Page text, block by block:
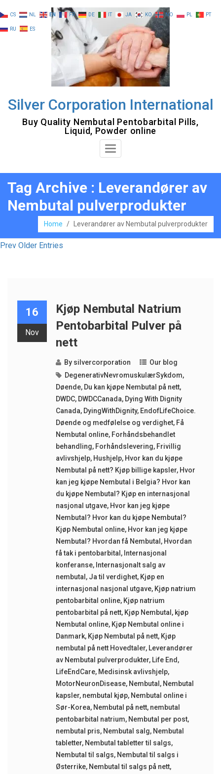
to
content
Silver Corporation International
Buy Quality Nembutal Pentobarbital Pills,
Liquid, Powder online
Toggle
Tag Archive : Leverandører av
Nembutal pulverprodukter
Home / Leverandører av Nembutal pulverprodukter
Prev Older Entries
16
Nov
Kjøp Nembutal Natrium
Pentobarbital Pulver på
nett
By silvercorporation
Our blog
DegenerativNevromuskulærSykdom,
Døende, Du kan kjøpe Nembutal på nett,
DWDC, DWDCCanada, Dying With Dignity
Canada, DyingWithDignity, EndofLifeChoice.
Døende og medfølelse og verdighet, Få
Nembutal online, Forhåndsbehandlet
behandling, Forhåndslevering, Frivillig
avlivshjelp, Hushjelp, Hvor kan du kjøpe
Nembutal på nett? Kjøp billige kapsler, Hvor
kan jeg kjøpe Nembutal i Belgia? Hvor kan
du kjøpe Nembutal? Kjøp en internasjonal
nasjonal utgave, Hvor kan jeg kjøpe
Nembutal? Hvor kan du kjøpe Nembutal?
Kjøp Nembutal online, Hvor kan jeg kjøpe
Nembutal? Hvordan få Nembutal , Hvordan
få tak i pentobarbital , Internasjonal
konferanse, Internasjonalt salg av
nembutal , Ja til verdighet, Kjøp en
internasjonal nasjonal utgave, Kjøp natrium
pentobarbital online, Kjøp natrium
pentobarbital på nett, Kjøp Nembutal , kjøp
Nembutal online, Kjøp Nembutal online i
Danmark, Kjøp Nembutal på nett, Kjøp
nembutal på nett Hovedtaler, Leverandører
av Nembutal pulverprodukter, Life End ,
LifeEndCare, Medisinsk avlivshjelp,
MotorNeuronDisease, Nembutal , Nembutal
kapsler, nembutal kjøp, Nembutal online i
Sør-Korea, Nembutal på nett, nembutal
pentobarbital natrium, Nembutal per post,
nembutal pris, Nembutal salg, Nembutal
tabletter, Nembutal tabletter til salgs,
Nembutal til salgs, Nembutal til salgs i
Østerrike, Nembutal til salgs på nett,
CS NL EN FR DE IT JA KO NO PL PT
RU ES